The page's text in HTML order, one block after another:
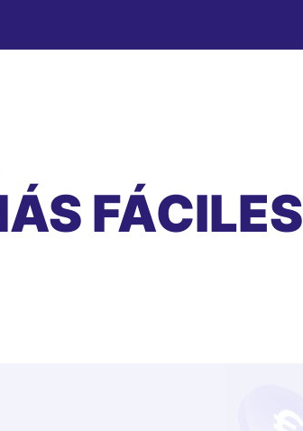
FÁCILES